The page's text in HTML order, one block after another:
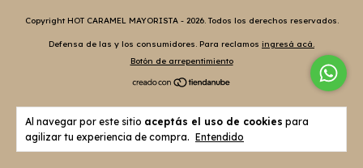
Al navegar por este sitio aceptás el uso de cookies para
agilizar tu experiencia de compra. Entendido
Copyright HOT CARAMEL MAYORISTA - 2026. Todos los derechos reservados.
Defensa de las y los consumidores. Para reclamos ingresá acá.
Botón de arrepentimiento